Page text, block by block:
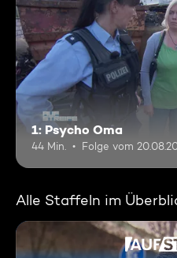
1: Psycho Oma
44 Min. Folge vom
Alle Staffeln im